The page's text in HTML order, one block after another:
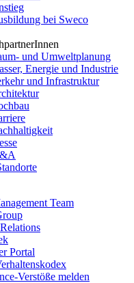
bei Sweco
und Umweltplanung
Energie und Industrie
und Infrastruktur
Team
Portal
Verstöße melden